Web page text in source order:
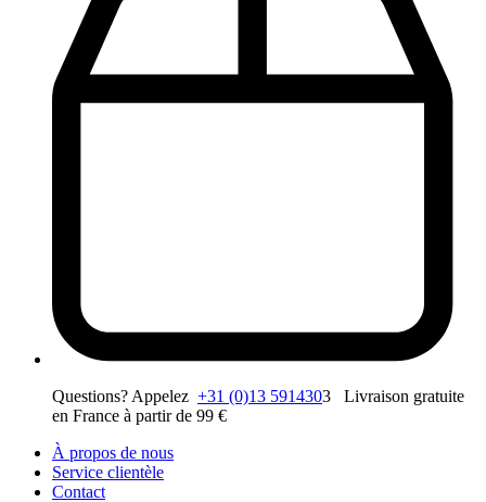
Questions? Appelez +31 (0)13 5914303 Livraison gratuite
en France à partir de 99 €
À propos de nous
Service clientèle
Contact